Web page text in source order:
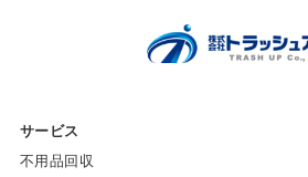
サービス
不用品回収